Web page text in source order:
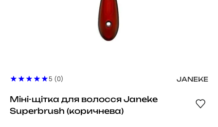
5 (0) JANEKE
Міні-щітка для волосся Janeke
Superbrush (коричнева)